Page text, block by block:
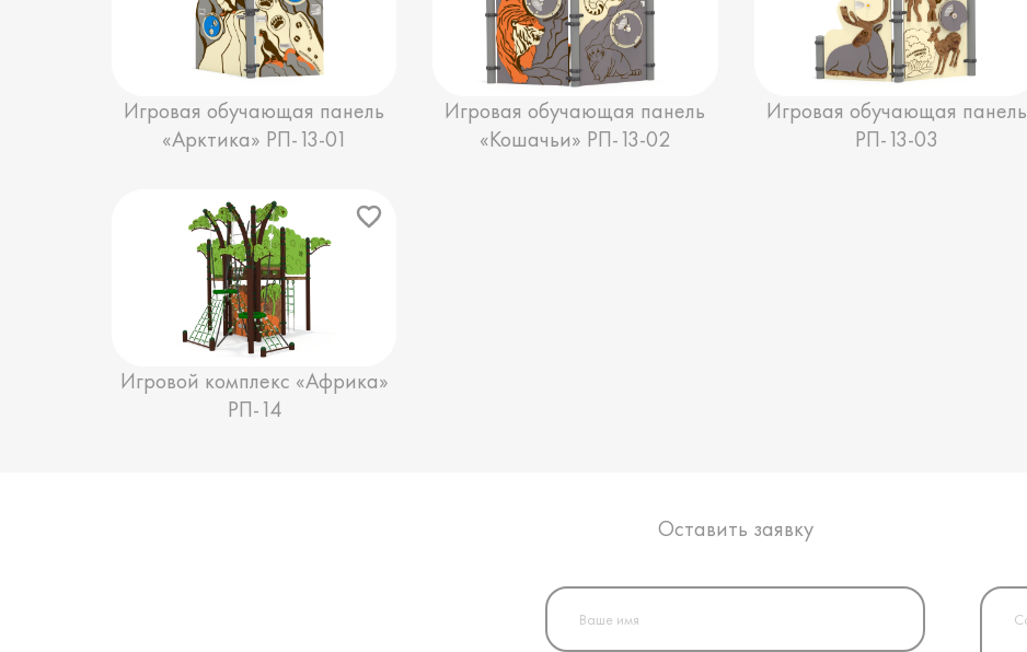
Игровая обучающая панель
«Арктика» РП-13-01
Игровая обучающая панель
«Кошачьи» РП-13-02
Игровая обучающая панель
РП-13-03
Игровой комплекс «Африка»
РП-14
Оставить заявку